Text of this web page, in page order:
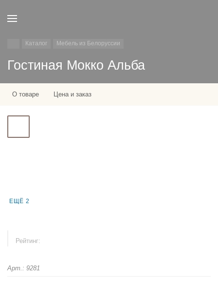
Каталог Мебель из Белоруссии
Гостиная Мокко Альба
О товаре Цена и заказ
ЕЩЁ 2
Рейтинг:
Арт.: 9281